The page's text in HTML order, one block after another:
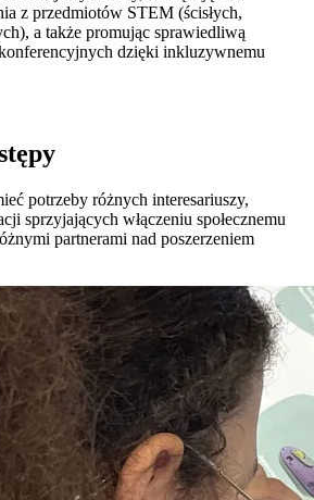
z przedmiotów STEM (ścisłych,
a także promując sprawiedliwą
dzięki inkluzywnemu
potrzeby różnych interesariuszy,
sprzyjających włączeniu społecznemu
partnerami nad poszerzeniem